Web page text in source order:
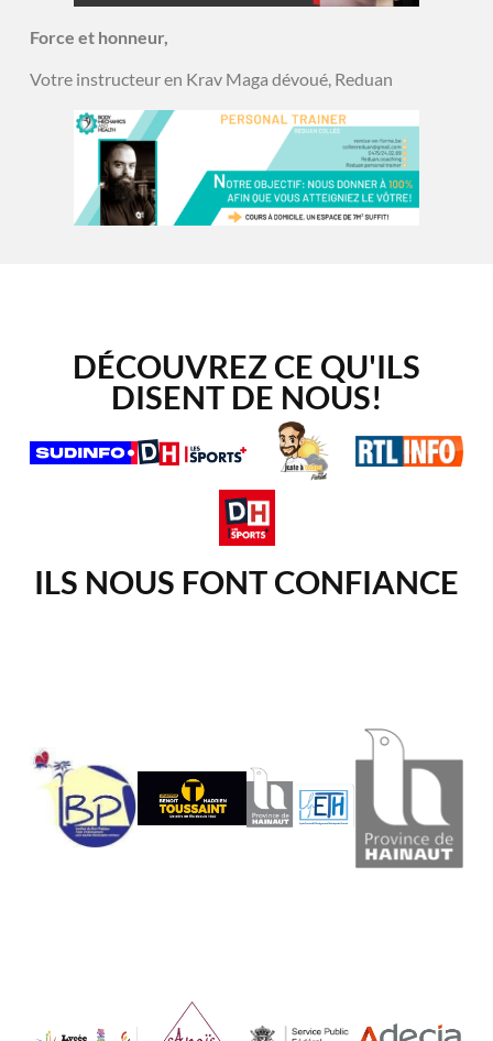
Force et honneur,
Votre instructeur en Krav Maga dévoué, Reduan
DÉCOUVREZ CE QU'ILS
DISENT DE NOUS!
ILS NOUS FONT CONFIANCE